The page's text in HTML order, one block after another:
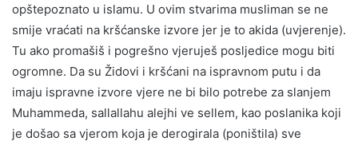
opštepoznato u islamu. U ovim stvarima musliman se ne
smije vraćati na kršćanske izvore jer je to akida (uvjerenje).
Tu ako promašiš i pogrešno vjeruješ posljedice mogu biti
ogromne. Da su Židovi i kršćani na ispravnom putu i da
imaju ispravne izvore vjere ne bi bilo potrebe za slanjem
Muhammeda, sallallahu alejhi ve sellem, kao poslanika koji
je došao sa vjerom koja je derogirala (poništila) sve